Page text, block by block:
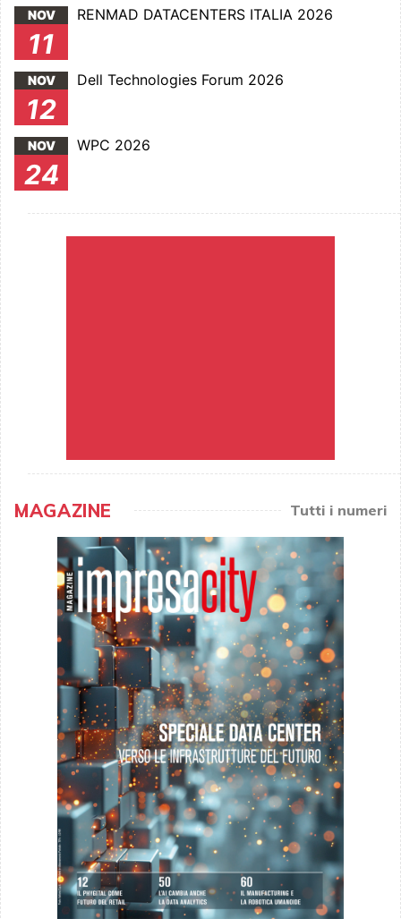
NOV
11
RENMAD DATACENTERS ITALIA 2026
NOV
12
Dell Technologies Forum 2026
NOV
24
WPC 2026
MAGAZINE Tutti i numeri